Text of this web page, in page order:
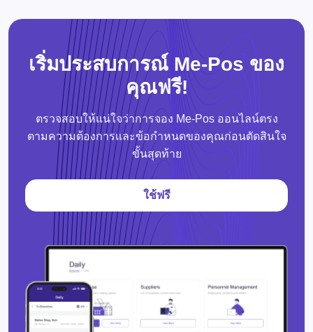
เริ่มประสบการณ์ Me-Pos ของ
คุณฟรี!
ตรวจสอบให้แน่ใจว่าการจอง Me-Pos ออนไลน์ตรง
ตามความต้องการและข้อกำหนดของคุณก่อนตัดสินใจ
ขั้นสุดท้าย
ใช้ฟรี